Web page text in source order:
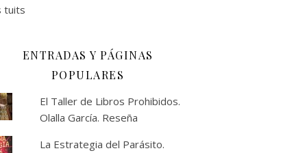
tuits
ENTRADAS Y PÁGINAS
POPULARES
El Taller de Libros Prohibidos.
Olalla García. Reseña
La Estrategia del Parásito.